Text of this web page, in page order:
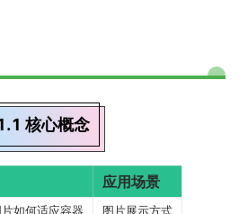
核心概念
应用场景
如何适应容器
图片展示方式